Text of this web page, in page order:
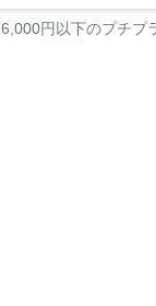
6,000円以下のプチプ